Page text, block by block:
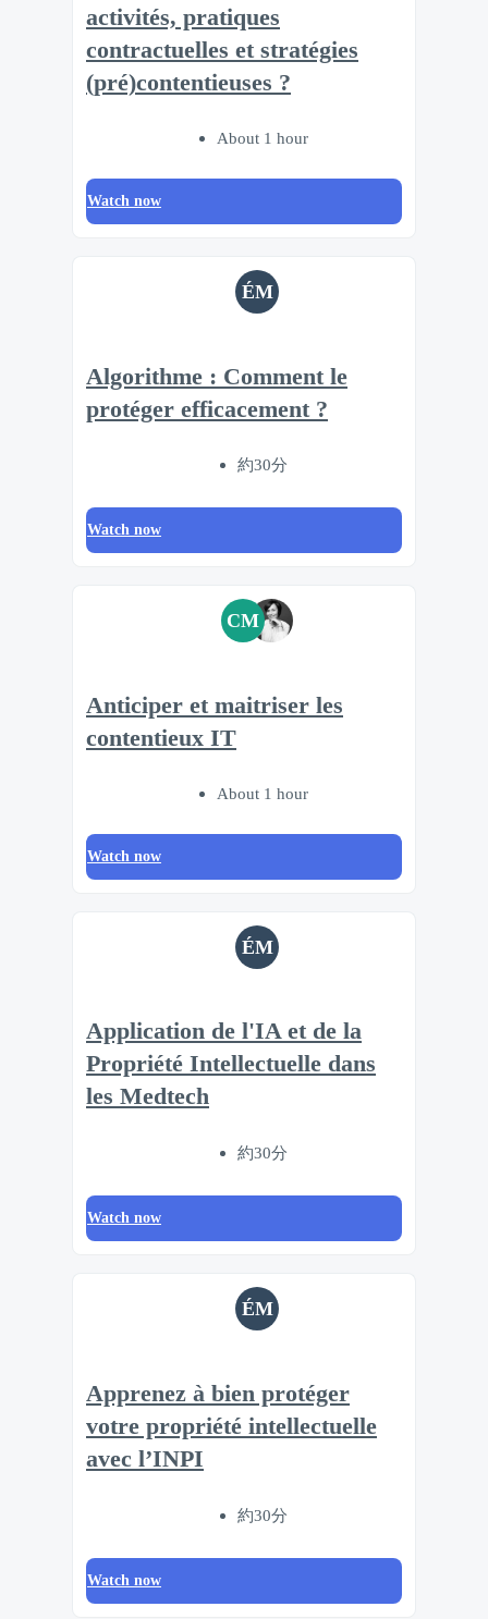
activités, pratiques
contractuelles et stratégies
(pré)contentieuses ?
About 1 hour
Watch now
ÉM
Algorithme : Comment le
protéger efficacement ?
約30分
Watch now
CM
Anticiper et maitriser les
contentieux IT
About 1 hour
Watch now
ÉM
Application de l'IA et de la
Propriété Intellectuelle dans
les Medtech
約30分
Watch now
ÉM
Apprenez à bien protéger
votre propriété intellectuelle
avec l’INPI
約30分
Watch now